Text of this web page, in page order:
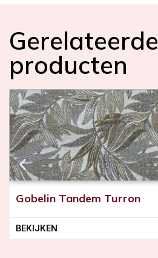
c
h
t
s
Gerelateerde
producten
Gobelin Tandem Turron
BEKIJKEN